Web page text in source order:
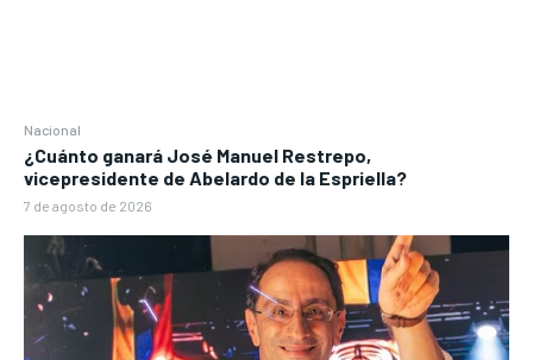
Nacional
¿Cuánto ganará José Manuel Restrepo,
vicepresidente de Abelardo de la Espriella?
7 de agosto de 2026